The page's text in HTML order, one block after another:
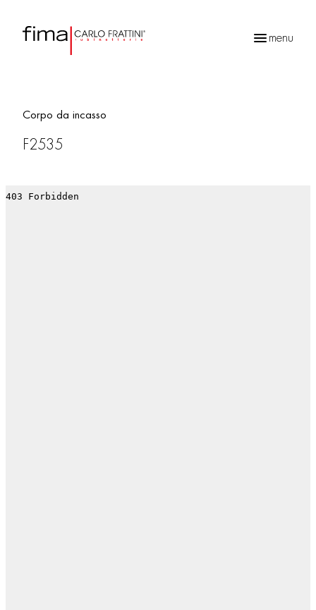
menu
Corpo da incasso
F2535